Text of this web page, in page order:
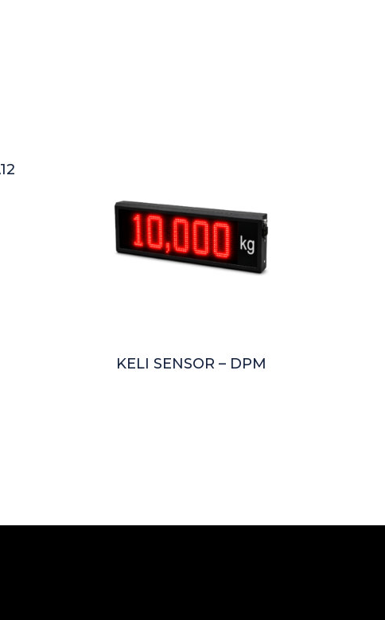
KELI SENSOR – DPM